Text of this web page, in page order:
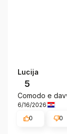
Lucija
5
Comodo e
6/16/2026
0
0